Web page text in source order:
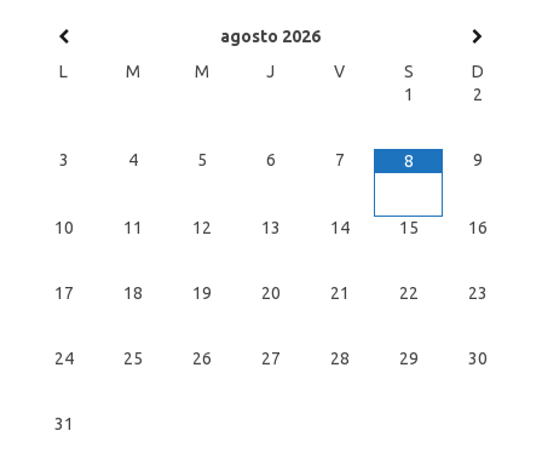
agosto 2026
L
M M J V S
D
1
2
3 4 5 6 7 8 9
10 11 12 13 14 15 16
17 18 19 20 21 22 23
24 25 26 27 28 29 30
31